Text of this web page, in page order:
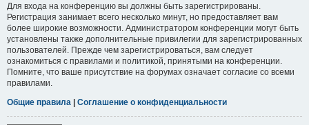
Для входа на конференцию вы должны быть зарегистрированы.
Регистрация занимает всего несколько минут, но предоставляет вам
более широкие возможности. Администратором конференции могут быть
установлены также дополнительные привилегии для зарегистрированных
пользователей. Прежде чем зарегистрироваться, вам следует
ознакомиться с правилами и политикой, принятыми на конференции.
Помните, что ваше присутствие на форумах означает согласие со всеми
правилами.
Общие правила | Соглашение о конфиденциальности